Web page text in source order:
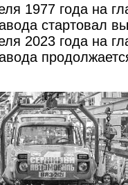
1977 года на
стартовал
2023 года на